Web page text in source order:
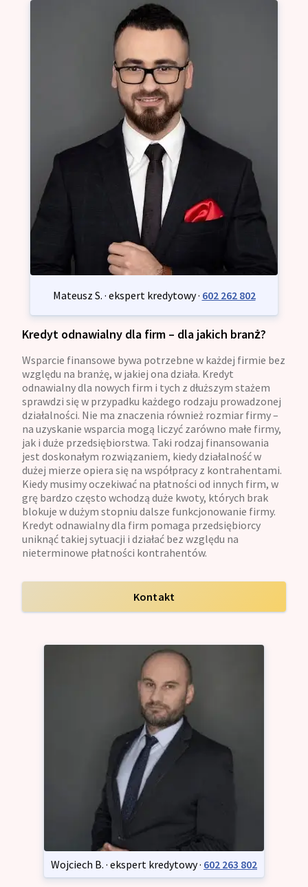
Mateusz S. · ekspert kredytowy · 602 262 802
Kredyt odnawialny dla firm – dla jakich branż?
Wsparcie finansowe bywa potrzebne w każdej firmie bez
względu na branżę, w jakiej ona działa. Kredyt
odnawialny dla nowych firm i tych z dłuższym stażem
sprawdzi się w przypadku każdego rodzaju prowadzonej
działalności. Nie ma znaczenia również rozmiar firmy –
na uzyskanie wsparcia mogą liczyć zarówno małe firmy,
jak i duże przedsiębiorstwa. Taki rodzaj finansowania
jest doskonałym rozwiązaniem, kiedy działalność w
dużej mierze opiera się na współpracy z kontrahentami.
Kiedy musimy oczekiwać na płatności od innych firm, w
grę bardzo często wchodzą duże kwoty, których brak
blokuje w dużym stopniu dalsze funkcjonowanie firmy.
Kredyt odnawialny dla firm pomaga przedsiębiorcy
uniknąć takiej sytuacji i działać bez względu na
nieterminowe płatności kontrahentów.
Kontakt
Wojciech B. · ekspert kredytowy · 602 263 802